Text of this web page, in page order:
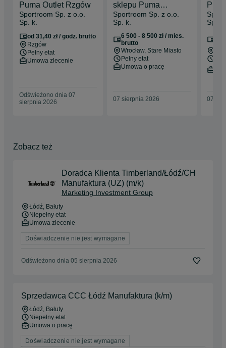
Puma Outlet Rzgów
Sportroom Sp. z o.o.
Sp. k.
od 31,40 zł / godz. brutto
Rzgów
Pełny etat
Umowa zlecenie
Odświeżono dnia 07
sierpnia 2026
sklepu Puma
Centrum Handlowe
Wroclavia Wrocław
Sportroom Sp. z o.o.
Sp. k.
6 500 - 8 500 zł / mies.
brutto
Wrocław, Stare Miasto
Pełny etat
Umowa o pracę
07 sierpnia 2026
Sp. k.
07
Zobacz też
Doradca Klienta Timberland/Łódź/CH
Manufaktura (UZ) (m/k)
Marketing Investment Group
Łódź, Bałuty
Niepełny etat
Umowa zlecenie
Doświadczenie nie jest wymagane
Odświeżono dnia 05 sierpnia 2026
Sprzedawca CCC Łódź Manufaktura (k/m)
Łódź, Bałuty
Niepełny etat
Umowa o pracę
Doświadczenie nie jest wymagane